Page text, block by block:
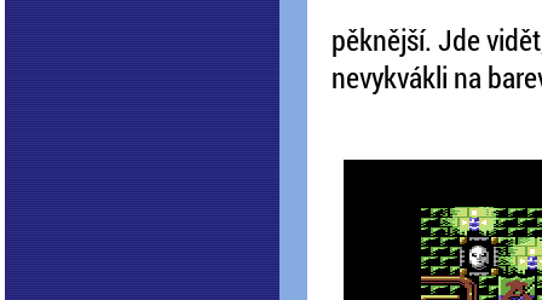
pěknější. Jde
nevykvákli na